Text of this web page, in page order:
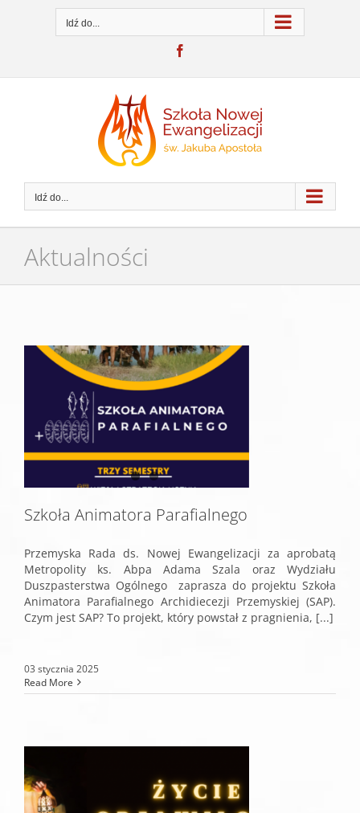
zawartości
Idź do...
Idź do...
Aktualności
Szkoła Animatora Parafialnego
Przemyska Rada ds. Nowej Ewangelizacji za aprobatą
Metropolity ks. Abpa Adama Szala oraz Wydziału
Duszpasterstwa Ogólnego zaprasza do projektu Szkoła
Animatora Parafialnego Archidiecezji Przemyskiej (SAP).
Czym jest SAP? To projekt, który powstał z pragnienia, [...]
03 stycznia 2025
Read More